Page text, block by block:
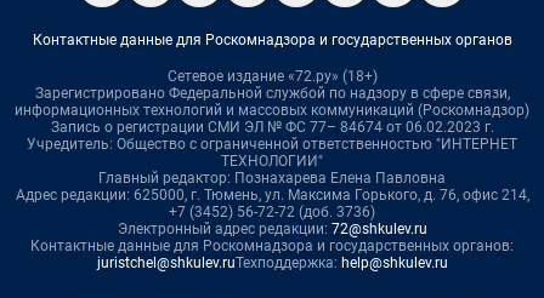
Контактные данные для Роскомнадзора и государственных органов
Сетевое издание «72.ру» (18+)
Зарегистрировано Федеральной службой по надзору в сфере связи,
информационных технологий и массовых коммуникаций (Роскомнадзор)
Запись о регистрации СМИ ЭЛ № ФС 77– 84674 от 06.02.2023 г.
Учредитель: Общество с ограниченной ответственностью "ИНТЕРНЕТ
ТЕХНОЛОГИИ"
Главный редактор: Познахарева Елена Павловна
Адрес редакции: 625000, г. Тюмень, ул. Максима Горького, д. 76, офис 214,
+7 (3452) 56-72-72 (доб. 3736)
Электронный адрес редакции: 72@shkulev.ru
Контактные данные для Роскомнадзора и государственных органов:
juristchel@shkulev.ruТехподдержка: help@shkulev.ru